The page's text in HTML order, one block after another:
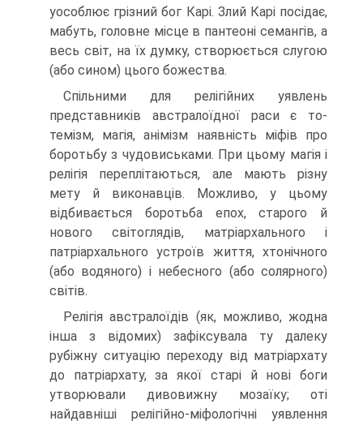
уособлює грізний бог Карі. Злий Карі посідає,
мабуть, головне місце в пантеоні семангів, а
весь світ, на їх думку, створюється слугою
(або сином) цього божества.
Спільними для релігійних уявлень
представників австралоїдної раси є то­
темізм, магія, анімізм наявність міфів про
боротьбу з чудовиськами. При цьо­му магія і
релігія переплітаються, але мають різну
мету й виконавців. Можливо, у цьому
відбивається боротьба епох, старого й
нового світоглядів, матріархаль­ного і
патріархального устроїв життя, хтонічного
(або водяного) і небесного (або солярного)
світів.
Релігія австралоїдів (як, можливо, жодна
інша з відомих) зафіксувала ту далеку
рубіжну ситуацію переходу від матріархату
до патріархату, за якої старі й нові боги
утворювали дивовижну мозаїку; оті
найдавніші релігійно-міфо­логічні уявлення